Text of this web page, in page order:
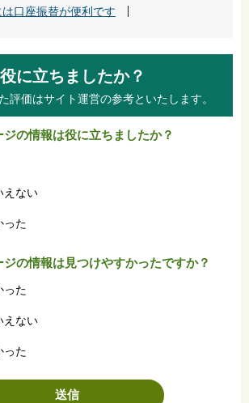
口座振替が便利です
に立ちましたか？
評価はサイト運営の参考といたします。
の情報は役に立ちましたか？
えない
った
の情報は見つけやすかったですか？
った
えない
った